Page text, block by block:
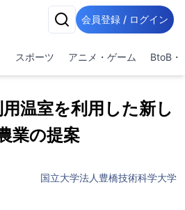
会員登録 / ログイン
スポーツ アニメ・ゲーム BtoB・
温室を利用した新し
業の提案
国立大学法人豊橋技術科学大学